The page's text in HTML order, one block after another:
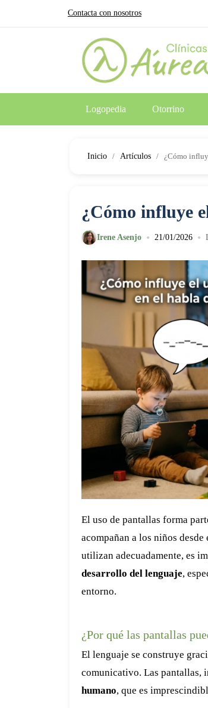
Contacta con nosotros
Logopedia Otorrino
Inicio Artículos ¿Cómo
¿Cómo influye
Irene Asenjo • 21/01/2026 •
El uso de pantallas forma
acompañan a los niños
utilizan adecuadamente, es
desarrollo del lenguaje,
entorno.
¿Por qué las pantallas
El lenguaje se construye
comunicativo. Las pantallas,
humano, que es